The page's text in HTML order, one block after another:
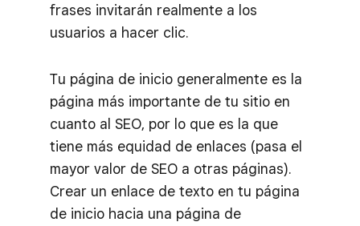
frases invitarán realmente a los
usuarios a hacer clic.
Tu página de inicio generalmente es la
página más importante de tu sitio en
cuanto al SEO, por lo que es la que
tiene más equidad de enlaces (pasa el
mayor valor de SEO a otras páginas).
Crear un enlace de texto en tu página
de inicio hacia una página de